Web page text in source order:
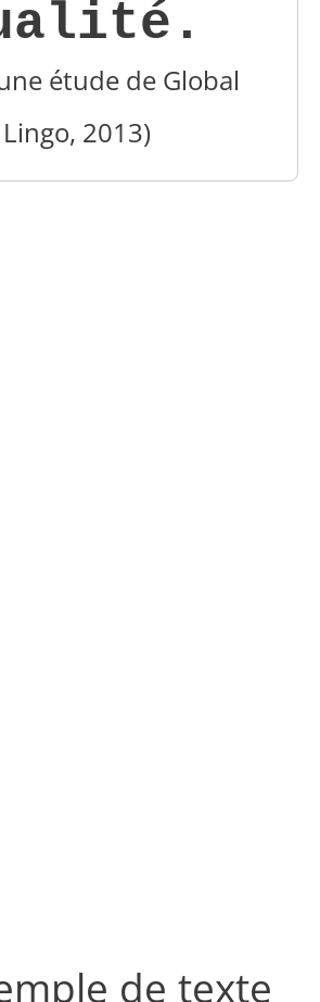
étude de Global
Lingo, 2013)
de texte